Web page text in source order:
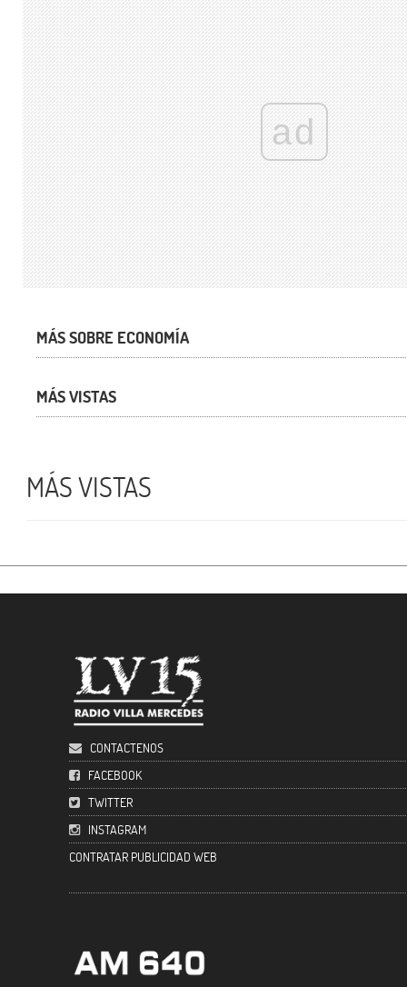
ad
MÁS SOBRE ECONOMÍA
MÁS VISTAS
MÁS VISTAS
CONTACTENOS
FACEBOOK
TWITTER
INSTAGRAM
CONTRATAR PUBLICIDAD WEB